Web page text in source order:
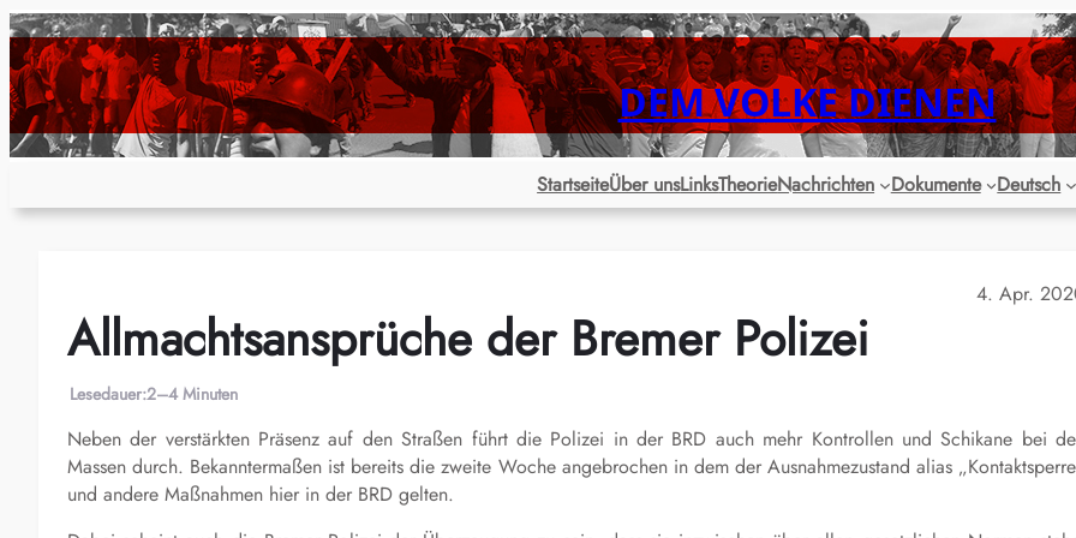
Zum
Inhalt
springen
DEM VOLKE DIENEN
StartseiteÜber unsLinksTheorieNachrichten Dokumente Deutsch
4. Apr.
Allmachtsansprüche der Bremer Polizei
Lesedauer:2–4 Minuten
Neben der verstärkten Präsenz auf den Straßen führt die Polizei in der BRD auch mehr Kontrollen und Schikane bei
Massen durch. Bekanntermaßen ist bereits die zweite Woche angebrochen in dem der Ausnahmezustand alias
und andere Maßnahmen hier in der BRD gelten.